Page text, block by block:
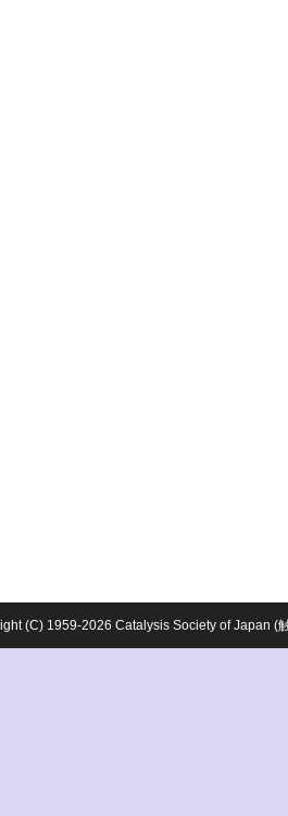
(C) 1959-2026 Catalysis Society of Japan (